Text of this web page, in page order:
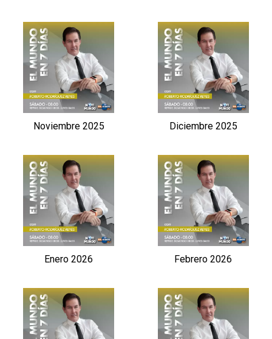
Noviembre 2025 Diciembre 2025
Enero 2026 Febrero 2026